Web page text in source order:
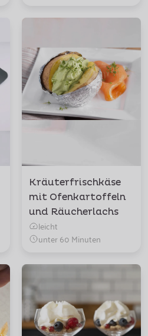
Kräuterfrischkäse
mit Ofenkartoffeln
und Räucherlachs
leicht
unter 60 Minuten